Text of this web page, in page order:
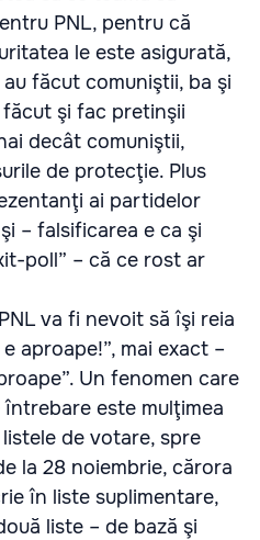
PNL, pentru că
le este asigurată,
făcut comuniştii, ba şi
şi fac pretinşii
decât comuniştii,
de protecţie. Plus
ai partidelor
– falsificarea e ca şi
poll” – că ce rost ar
va fi nevoit să îşi reia
aproape!”, mai exact –
Un fenomen care
este mulţimea
de votare, spre
la 28 noiembrie, cărora
în liste suplimentare,
liste – de bază şi